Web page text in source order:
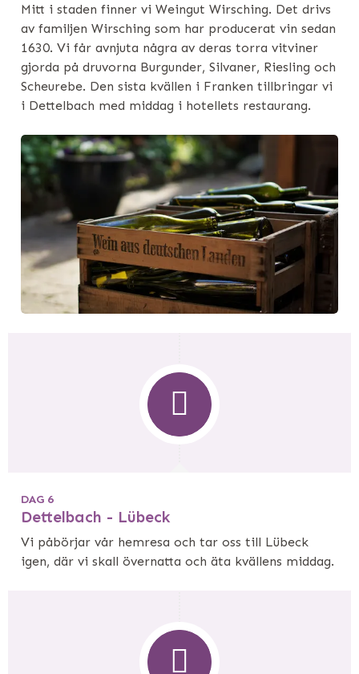
Mitt i staden finner vi Weingut Wirsching. Det drivs
av familjen Wirsching som har producerat vin sedan
1630. Vi får avnjuta några av deras torra vitviner
gjorda på druvorna Burgunder, Silvaner, Riesling och
Scheurebe. Den sista kvällen i Franken tillbringar vi
i Dettelbach med middag i hotellets restaurang.
DAG 6
Dettelbach - Lübeck
Vi påbörjar vår hemresa och tar oss till Lübeck
igen, där vi skall övernatta och äta kvällens middag.